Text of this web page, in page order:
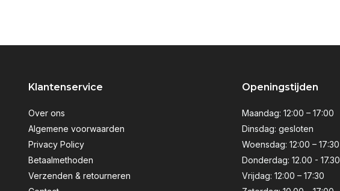
Klantenservice
Over ons
Algemene voorwaarden
Privacy Policy
Betaalmethoden
Verzenden & retourneren
Openingstijden
Maandag: 12:00 – 17:00
Dinsdag: gesloten
Woensdag: 12:00 – 17:30
Donderdag: 12.00 - 17.30
Vrijdag: 12:00 – 17:30